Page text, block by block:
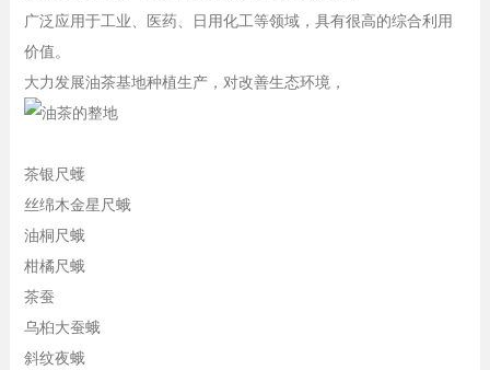
广泛应用于工业、医药、日用化工等领域，具有很高的综合利用
价值。
大力发展油茶基地种植生产，对改善生态环境，
茶银尺蠖
丝绵木金星尺蛾
油桐尺蛾
柑橘尺蛾
茶蚕
乌桕大蚕蛾
斜纹夜蛾